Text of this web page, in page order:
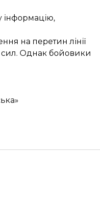
інформацію,
на перетин лінії
Однак бойовики